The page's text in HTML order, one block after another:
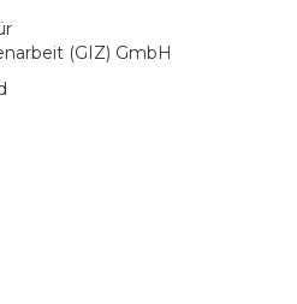
(GIZ) GmbH